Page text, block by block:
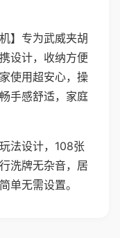
】专为武威夹胡
设计，收纳方便
使用超安心，操
手感舒适，家庭
法设计，108张
洗牌无杂音，居
单无需设置。